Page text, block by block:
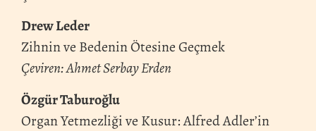
Drew Leder
Zihnin ve Bedenin Ötesine Geçmek
Çeviren: Ahmet Serbay Erden
Özgür Taburoğlu
Organ Yetmezliği ve Kusur: Alfred Adler’in